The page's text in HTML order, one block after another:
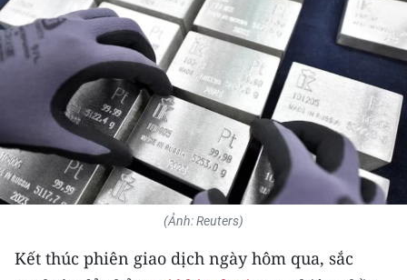
THẾ GIỚI
THỂ THAO
GIÁO DỤC
Y TẾ
KHOA HỌC - CÔNG NGHỆ
(Ảnh: Reuters)
Kết thúc phiên giao dịch ngày hôm qua, sắc